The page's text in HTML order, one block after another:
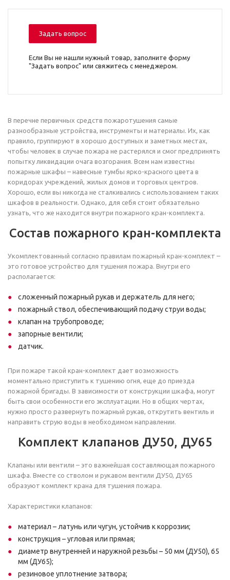
Задать вопрос
Если Вы не нашли нужный товар, заполните форму
"Задать вопрос" или свяжитесь с менеджером.
В перечне первичных средств пожаротушения самые
разнообразные устройства, инструменты и материалы. Их, как
правило, группируют в хорошо доступных и заметных местах,
чтобы человек в случае пожара не растерялся и смог предпринять
попытку ликвидации очага возгорания. Всем нам известны
пожарные шкафы – навесные тумбы ярко-красного цвета в
коридорах учреждений, жилых домов и торговых центров.
Хорошо, если вы никогда не сталкивались с использованием таких
шкафов в реальности. Однако, для себя стоит обязательно
узнать, что же находится внутри пожарного кран-комплекта.
Состав пожарного кран-комплекта
Укомплектованный согласно правилам пожарный кран-комплект –
это готовое устройство для тушения пожара. Внутри его
располагается:
сложенный пожарный рукав и держатель для него;
пожарный ствол, обеспечивающий подачу струи воды;
клапан на трубопроводе;
запорные вентили;
датчик.
При пожаре такой кран-комплект дает возможность
моментально приступить к тушению огня, еще до приезда
пожарной бригады. В зависимости от конструкции шкафа, могут
быть свои особенности его эксплуатации. Но в общих чертах,
нужно просто развернуть пожарный рукав, открутить вентиль и
направить струю воды в необходимом направлении.
Комплект клапанов ДУ50, ДУ65
Клапаны или вентили – это важнейшая составляющая пожарного
шкафа. Вместе со стволом и рукавом вентили ДУ50, ДУ65
образуют комплект крана для тушения пожара.
Характеристики клапанов:
материал – латунь или чугун, устойчив к коррозии;
конструкция – угловая или прямая;
диаметр внутренней и наружной резьбы – 50 мм (ДУ50), 65
мм (ДУ65);
резиновое уплотнение затвора;